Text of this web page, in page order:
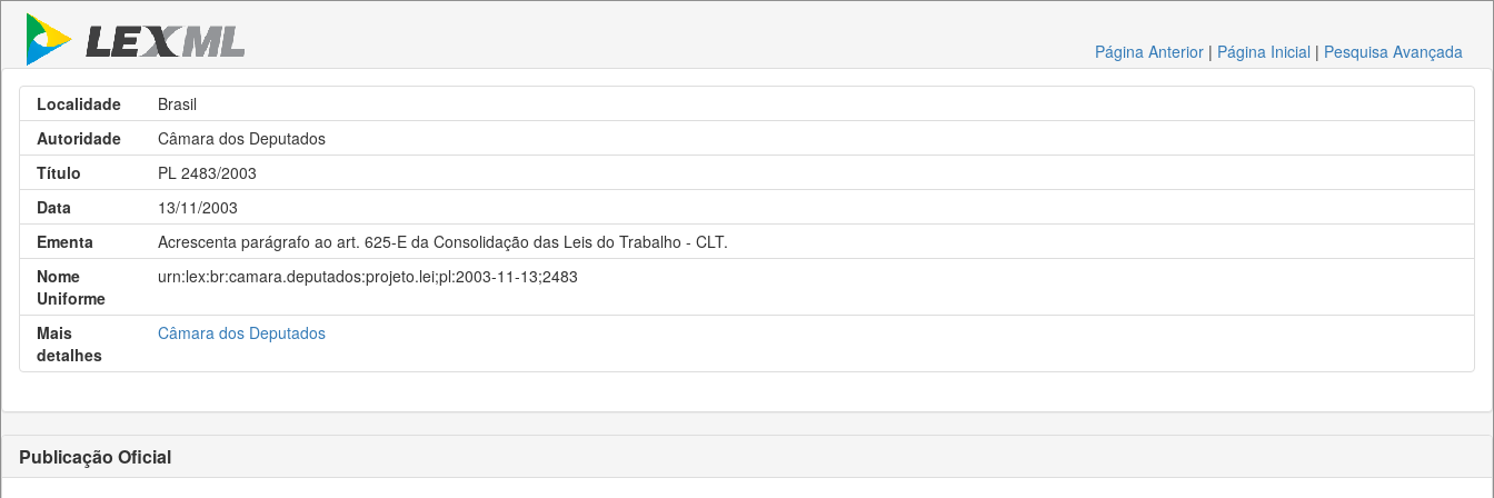
Página Anterior | Página Inicial | Pesquisa Avançada
Localidade
Brasil
Autoridade
Câmara dos Deputados
Título
PL 2483/2003
Data
13/11/2003
Ementa
Acrescenta parágrafo ao art. 625-E da Consolidação das Leis do Trabalho - CLT.
Nome
Uniforme
urn:lex:br:camara.deputados:projeto.lei;pl:2003-11-13;2483
Mais
detalhes
Câmara dos Deputados
Publicação Oficial